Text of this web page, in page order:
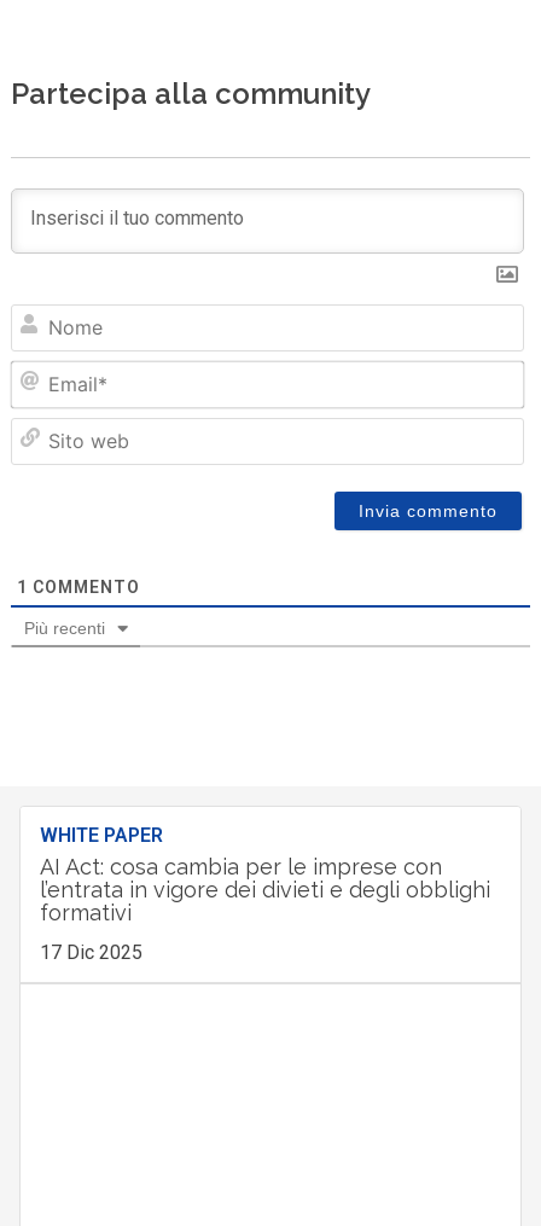
Partecipa alla community
1 COMMENTO
Più recenti
WHITE PAPER
AI Act: cosa cambia per le imprese con
l’entrata in vigore dei divieti e degli obblighi
formativi
17 Dic 2025